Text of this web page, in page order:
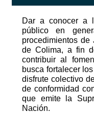
Dar a conocer a
público en
procedimientos
de Colima, a fin
contribuir al
busca fortalecer
disfrute colectivo
de conformidad
que emite la
Nación.